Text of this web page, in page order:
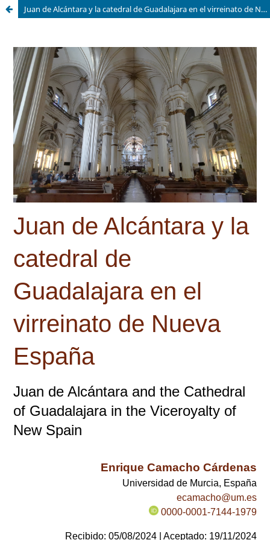
Juan de Alcántara y la catedral de Guadalajara en el virreinato de Nueva España.